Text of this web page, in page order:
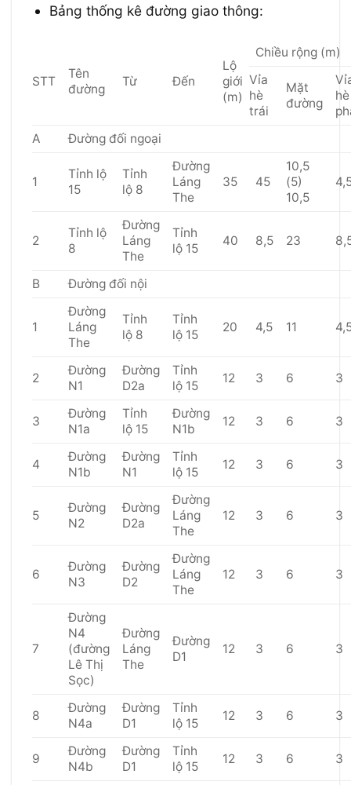
Bảng thống kê đường giao thông:
STT
Tên
đường
Từ Đến
Lộ
giới
(m)
Chiều rộng (m)
Vỉa
hè
trái
Mặt
đường
hè
A
Đường đối ngoại
1
Tỉnh lộ
15
Tỉnh
lộ 8
Đường
Láng
The
35 45
10,5
(5)
10,5
2
Tỉnh lộ
8
Đường
Láng
The
Tỉnh
lộ 15
40 8,5 23
B Đường đối nội
1
Đường
Láng
The
Tỉnh
lộ 8
Tỉnh
lộ 15
20 4,5 11
2
Đường
N1
Đường
D2a
Tỉnh
lộ 15
12 3 6 3
3
Đường
N1a
Tỉnh
lộ 15
Đường
N1b
12 3 6 3
4
Đường
N1b
Đường
N1
Tỉnh
lộ 15
12 3 6 3
5
Đường
N2
Đường
D2a
Đường
Láng
The
12 3 6 3
6
Đường
N3
Đường
D2
Đường
Láng
The
12 3 6 3
7
Đường
N4
(đường
Lê Thị
Sọc)
Đường
Láng
The
Đường
D1
12 3 6 3
8
Đường
N4a
Đường
D1
Tỉnh
lộ 15
12 3 6 3
9
Đường
N4b
Đường
D1
Tỉnh
lộ 15
12 3 6 3